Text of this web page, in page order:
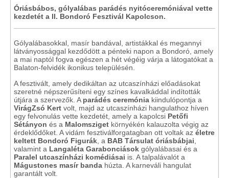
Óriásbábos, gólyalábas parádés nyitóceremóniával vette
kezdetét a II. Bondoró Fesztivál Kapolcson.
Gólyalábasokkal, masír bandával, artistákkal és megannyi
látványossággal kezdődött a pénteki napon a Bondoró, amely
a mai naptól fogva egészen a hét végéig várja a látogatókat a
Balaton-felvidék ikonikus településén.
A fesztivált, amely dedikáltan az utcaszínházi előadásokat
szeretné népszerűsíteni egy színes kavalkáddal indították
útjára a szervezők. A parádés ceremónia kiindulópontja a
VirágZsó Kert volt, majd az utcaszínházi hangulathoz híven
egy felvonulás vette kezdetét, amely a kapolcsi Petőfi
Sétányon és a Malomsziget környékén kalauzolta végig az
érdeklődőket. A vidám fesztiválforgatagban ott voltak az életre
keltett Bondoró Figurák , a BAB Társulat óriásbábjai
valamint a Langaléta Garabonciások gólyalábasai és a
Paralel utcaszínházi komédiásai is. A talpalávalót a
Mágustones masír banda húzta. A karneváli hangulat
garantált volt.